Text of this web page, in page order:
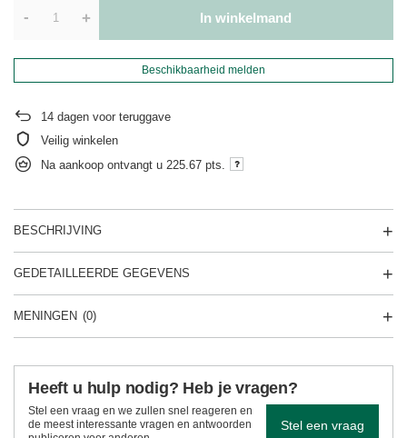
- + In winkelmand
Beschikbaarheid melden
14 dagen voor teruggave
Veilig winkelen
Na aankoop ontvangt u 225.67 pts.
BESCHRIJVING
GEDETAILLEERDE GEGEVENS
MENINGEN (0)
Heeft u hulp nodig? Heb je vragen?
Stel een vraag en we zullen snel reageren en
de meest interessante vragen en antwoorden
Stel een vraag